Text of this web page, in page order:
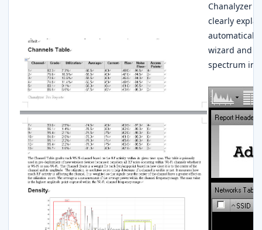
Chanalyzer
clearly
wizard and
spectrum in